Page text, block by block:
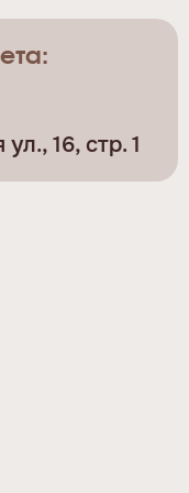
16, стр. 1